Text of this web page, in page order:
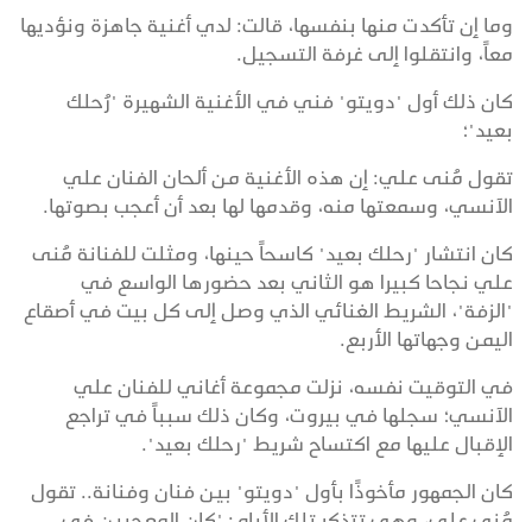
وما إن تأكدت منها بنفسها، قالت: لدي أغنية جاهزة ونؤديها
معاً، وانتقلوا إلى غرفة التسجيل.
كان ذلك أول "دويتو" فني في الأغنية الشهيرة "رُحلك
بعيد"؛
تقول مُنى علي: إن هذه الأغنية من ألحان الفنان علي
الآنسي، وسمعتها منه، وقدمها لها بعد أن أعجب بصوتها.
كان انتشار "رحلك بعيد" كاسحاً حينها، ومثلت للفنانة مُنى
علي نجاحا كبيرا هو الثاني بعد حضورها الواسع في
"الزفة"، الشريط الغنائي الذي وصل إلى كل بيت في أصقاع
اليمن وجهاتها الأربع.
في التوقيت نفسه، نزلت مجموعة أغاني للفنان علي
الآنسي؛ سجلها في بيروت، وكان ذلك سبباً في تراجع
الإقبال عليها مع اكتساح شريط "رحلك بعيد".
كان الجمهور مأخوذًا بأول "دويتو" بين فنان وفنانة.. تقول